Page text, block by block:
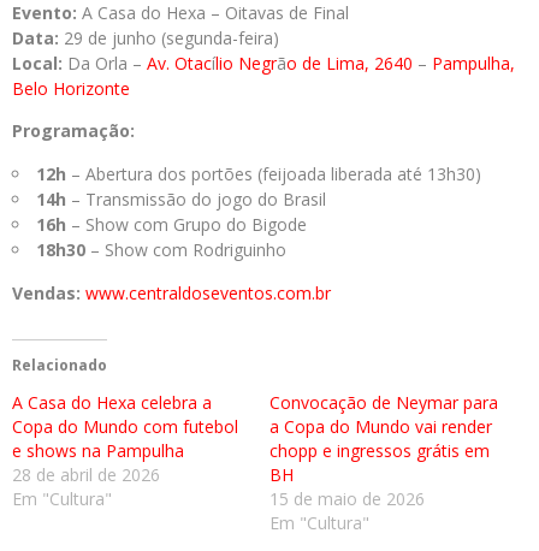
Evento: A Casa do Hexa – Oitavas de Final
Data: 29 de junho (segunda-feira)
Local: Da Orla – Av. Otacílio Negrão de Lima, 2640 – Pampulha,
Belo Horizonte
Programação:
12h – Abertura dos portões (feijoada liberada até 13h30)
14h – Transmissão do jogo do Brasil
16h – Show com Grupo do Bigode
18h30 – Show com Rodriguinho
Vendas: www.centraldoseventos.com.br
Relacionado
A Casa do Hexa celebra a
Copa do Mundo com futebol
e shows na Pampulha
28 de abril de 2026
Em "Cultura"
Convocação de Neymar para
a Copa do Mundo vai render
chopp e ingressos grátis em
BH
15 de maio de 2026
Em "Cultura"